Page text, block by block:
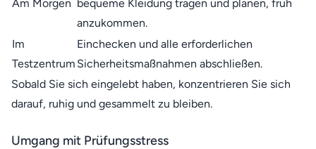
Am Morgen bequeme Kleidung tragen und planen, früh
anzukommen.
Im
Testzentrum
Einchecken und alle erforderlichen
Sicherheitsmaßnahmen abschließen.
Sobald Sie sich eingelebt haben, konzentrieren Sie sich
darauf, ruhig und gesammelt zu bleiben.
Umgang mit Prüfungsstress